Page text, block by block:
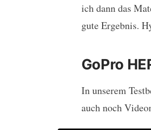
ich dann das
gute Ergebnis.
GoPro
In unserem
auch noch